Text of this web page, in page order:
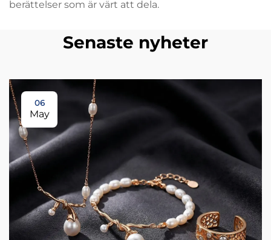
berättelser som är värt att dela.
Senaste nyheter
06
May